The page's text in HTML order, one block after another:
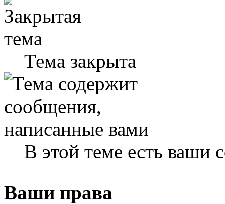
Тема закрыта
В этой теме есть ваши
Ваши права